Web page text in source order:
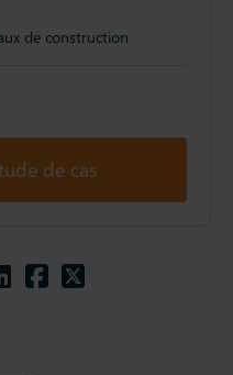
de construction
de cas
Linkedin
Facebook
Twitter